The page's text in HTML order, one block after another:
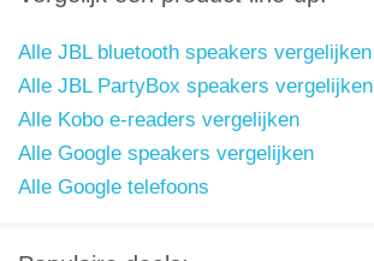
Alle JBL bluetooth speakers vergelijken
Alle JBL PartyBox speakers vergelijken
Alle Kobo e-readers vergelijken
Alle Google speakers vergelijken
Alle Google telefoons